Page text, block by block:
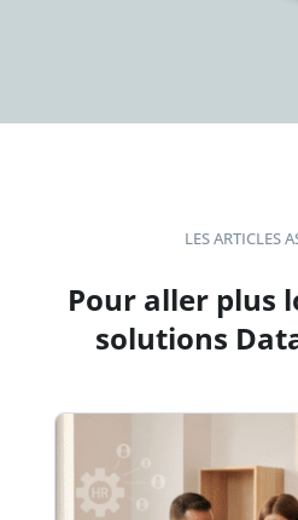
LES ARTICLES
Pour aller plus
solutions